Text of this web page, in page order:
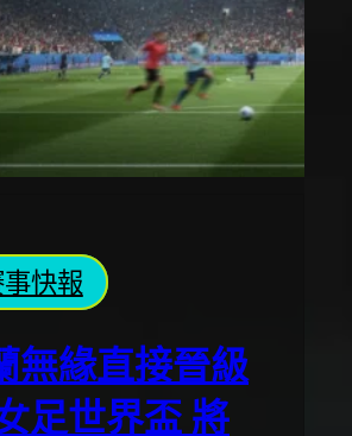
快報
無緣直接晉級
足世界盃 將